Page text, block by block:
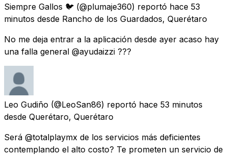
Siempre Gallos 🐦 (@plumaje360) reportó hace 53
minutos desde Rancho de los Guardados, Querétaro
No me deja entrar a la aplicación desde ayer acaso hay
una falla general @ayudaizzi ???
Leo Gudiño (@LeoSan86) reportó hace 53 minutos
desde Querétaro, Querétaro
Será @totalplaymx de los servicios más deficientes
contemplando el alto costo? Te prometen un servicio de